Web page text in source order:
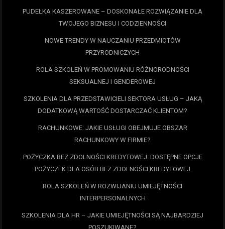
PUDEŁKA KASZEROWANE – DOSKONAŁE ROZWIĄZANIE DLA
TWOJEGO BIZNESU I CODZIENNOŚCI
NOWE TRENDY W NAUCZANIU PRZEDMIOTÓW
PRZYRODNICZYCH
ROLA SZKOLEŃ W PROMOWANIU RÓŻNORODNOŚCI
SEKSUALNEJ I GENDEROWEJ
SZKOLENIA DLA PRZEDSTAWICIELI SEKTORA USŁUG – JAKĄ
DODATKOWĄ WARTOŚĆ DOSTARCZAĆ KLIENTOM?
RACHUNKOWE: JAKIE USŁUGI OBEJMUJE OBSZAR
RACHUNKOWY W FIRMIE?
POŻYCZKA BEZ ZDOLNOŚCI KREDYTOWEJ: DOSTĘPNE OPCJE
POŻYCZEK DLA OSÓB BEZ ZDOLNOŚCI KREDYTOWEJ
ROLA SZKOLEŃ W ROZWIJANIU UMIEJĘTNOŚCI
INTERPERSONALNYCH
SZKOLENIA DLA HR – JAKIE UMIEJĘTNOŚCI SĄ NAJBARDZIEJ
POSZUKIWANE?